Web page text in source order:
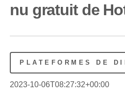
nu gratuit de
PLATEFORMES DE
2023-10-06T08:27:32+00:00